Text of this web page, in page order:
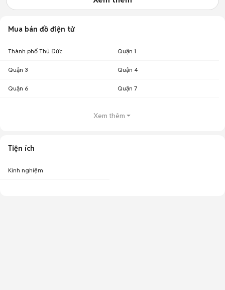
Mua bán đồ điện tử
Thành phố Thủ Đức Quận 1
Quận 3 Quận 4
Quận 6 Quận 7
Xem thêm
Tiện ích
Kinh nghiệm